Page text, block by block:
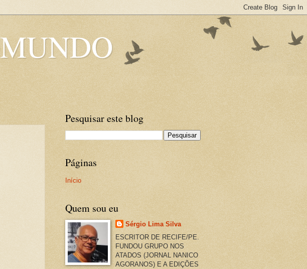
Pesquisar este blog
Páginas
Início
Quem sou eu
Sérgio Lima Silva
ESCRITOR DE RECIFE/PE.
FUNDOU GRUPO NOS
ATADOS (JORNAL NANICO
AGORANOS) E A EDIÇÕES